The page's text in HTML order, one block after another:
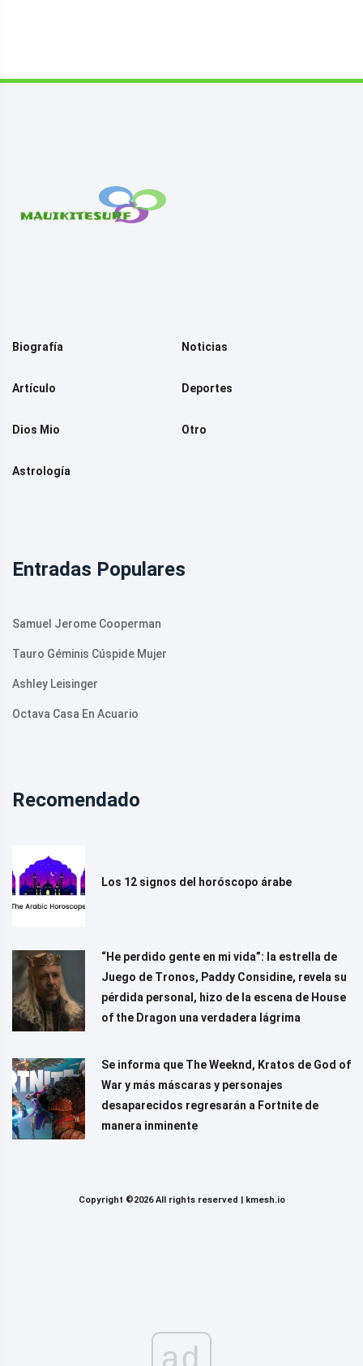
Biografía Noticias
Artículo Deportes
Dios Mio Otro
Astrología
Entradas Populares
Samuel Jerome Cooperman
Tauro Géminis Cúspide Mujer
Ashley Leisinger
Octava Casa En Acuario
Recomendado
Los 12 signos del horóscopo árabe
“He perdido gente en mi vida”: la estrella de
Juego de Tronos, Paddy Considine, revela su
pérdida personal, hizo de la escena de House
of the Dragon una verdadera lágrima
Se informa que The Weeknd, Kratos de God of
War y más máscaras y personajes
desaparecidos regresarán a Fortnite de
manera inminente
Copyright ©2026 All rights reserved | kmesh.io
ad